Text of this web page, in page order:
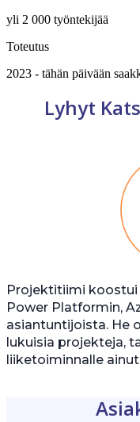
yli 2 000 työntekijää
Toteutus
2023 - tähän päivään
Lyhyt
Projektitiimi koostui
Power Platformin,
asiantuntijoista. He
lukuisia projekteja,
liiketoiminnalle